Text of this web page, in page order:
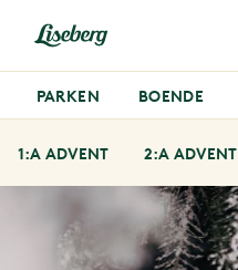
PARKEN BOENDE
1:A ADVENT 2:A ADVENT